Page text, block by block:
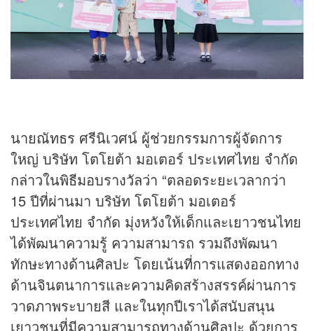
นายณัทธร ศรีนิเวศน์ ผู้ช่วยกรรมการผู้จัดการ
ใหญ่ บริษัท โตโยต้า มอเตอร์ ประเทศไทย จำกัด
กล่าวในพิธีมอบรางวัลว่า “ตลอดระยะเวลากว่า
15 ปีที่ผ่านมา บริษัท โตโยต้า มอเตอร์
ประเทศไทย จำกัด มุ่งหวังให้เด็กและเยาวชนไทย
ได้พัฒนาความรู้ ความสามารถ รวมถึงพัฒนา
ทักษะทางด้านศิลปะ โดยเน้นที่การแสดงออกทาง
ด้านจินตนาการและความคิดสร้างสรรค์ผ่านการ
วาดภาพระบายสี และในทุกปีเราได้สนับสนุน
เยาวชนที่มีความสามารถทางด้านศิลปะ ด้วยการ